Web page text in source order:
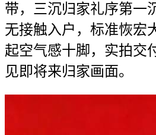
带，三沉归家礼序第一
无接触入户，标准恢宏
起空气感十脚，实拍交
见即将来归家画面。